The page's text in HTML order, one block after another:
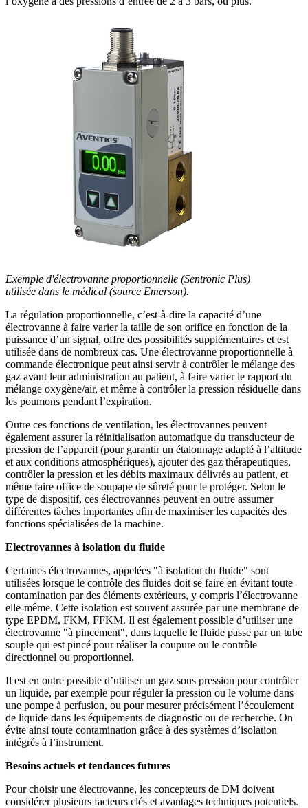
Exemple d'électrovanne proportionnelle (Sentronic Plus)
utilisée dans le médical (source Emerson).
La régulation proportionnelle, c’est-à-dire la capacité d’une
électrovanne à faire varier la taille de son orifice en fonction de la
puissance d’un signal, offre des possibilités supplémentaires et est
utilisée dans de nombreux cas. Une électrovanne proportionnelle à
commande électronique peut ainsi servir à contrôler le mélange des
gaz avant leur administration au patient, à faire varier le rapport du
mélange oxygène/air, et même à contrôler la pression résiduelle dans
les poumons pendant l’expiration.
Outre ces fonctions de ventilation, les électrovannes peuvent
également assurer la réinitialisation automatique du transducteur de
pression de l’appareil (pour garantir un étalonnage adapté à l’altitude
et aux conditions atmosphériques), ajouter des gaz thérapeutiques,
contrôler la pression et les débits maximaux délivrés au patient, et
même faire office de soupape de sûreté pour le protéger. Selon le
type de dispositif, ces électrovannes peuvent en outre assumer
différentes tâches importantes afin de maximiser les capacités des
fonctions spécialisées de la machine.
Electrovannes à isolation du fluide
Certaines électrovannes, appelées "à isolation du fluide" sont
utilisées lorsque le contrôle des fluides doit se faire en évitant toute
contamination par des éléments extérieurs, y compris l’électrovanne
elle-même. Cette isolation est souvent assurée par une membrane de
type EPDM, FKM, FFKM. Il est également possible d’utiliser une
électrovanne "à pincement", dans laquelle le fluide passe par un tube
souple qui est pincé pour réaliser la coupure ou le contrôle
directionnel ou proportionnel.
Il est en outre possible d’utiliser un gaz sous pression pour contrôler
un liquide, par exemple pour réguler la pression ou le volume dans
une pompe à perfusion, ou pour mesurer précisément l’écoulement
de liquide dans les équipements de diagnostic ou de recherche. On
évite ainsi toute contamination grâce à des systèmes d’isolation
intégrés à l’instrument.
Besoins actuels et tendances futures
Pour choisir une électrovanne, les concepteurs de DM doivent
considérer plusieurs facteurs clés et avantages techniques potentiels.